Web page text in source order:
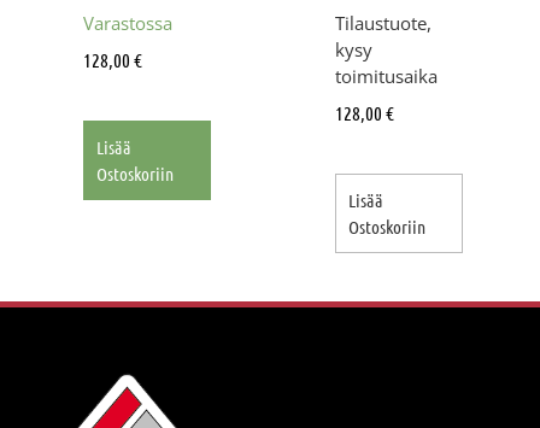
Varastossa
128,00 €
Lisää
Ostoskoriin
Tilaustuote,
kysy
toimitusaika
128,00 €
Lisää
Ostoskoriin